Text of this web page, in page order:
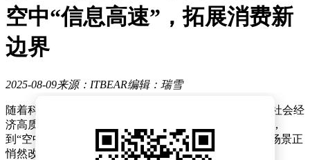
空中“信息高速”，拓展消费新
边界
2025-08-09来源：ITBEAR编辑：瑞雪
随着科技的不断进步与创新，低空经济正逐步成为推动社会经
济高质量发展的新动力。从无人科技在灾区的通讯保障，
到“空中交警”在高峰时段的交通疏导，一系列低空应用场景正
悄然改变我们的生活。